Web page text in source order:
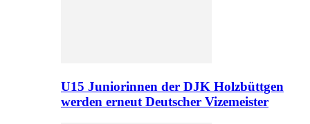
U15 Juniorinnen der DJK Holzbüttgen
werden erneut Deutscher Vizemeister